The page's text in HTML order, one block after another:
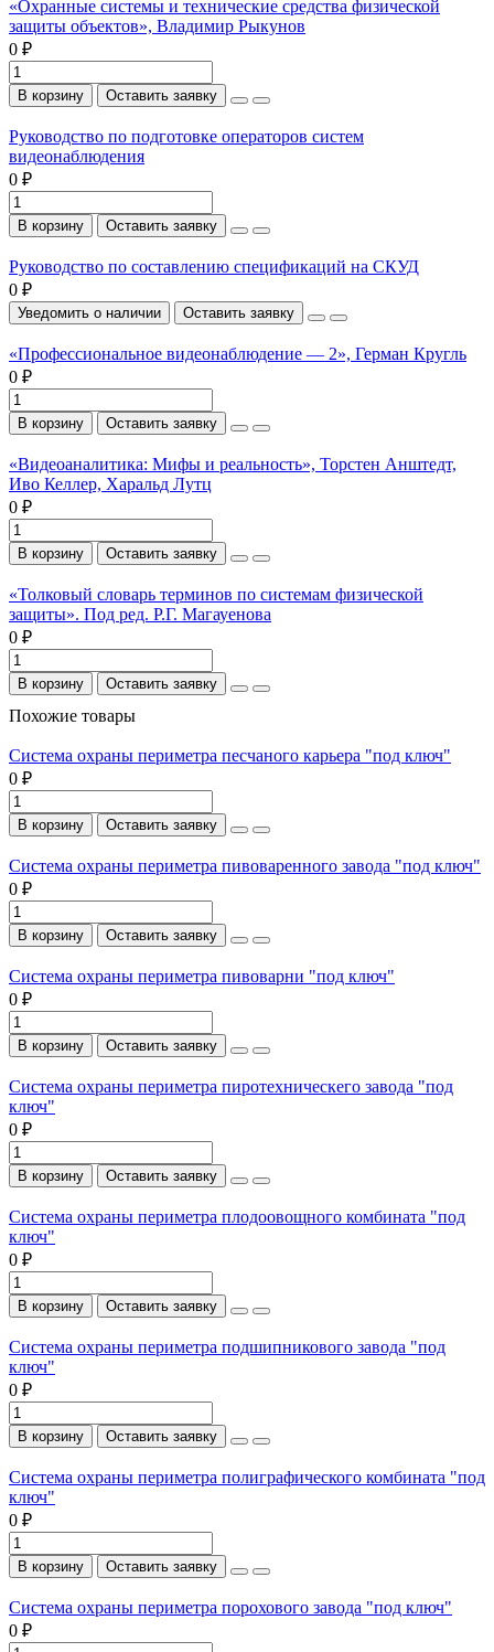
«Охранные системы и технические средства физической
защиты объектов», Владимир Рыкунов
0 ₽
В корзину Оставить заявку
Руководство по подготовке операторов систем
видеонаблюдения
0 ₽
В корзину Оставить заявку
Руководство по составлению спецификаций на СКУД
0 ₽
Уведомить о наличии Оставить заявку
«Профессиональное видеонаблюдение — 2», Герман Кругль
0 ₽
В корзину Оставить заявку
«Видеоаналитика: Мифы и реальность», Торстен Анштедт,
Иво Келлер, Харальд Лутц
0 ₽
В корзину Оставить заявку
«Толковый словарь терминов по системам физической
защиты». Под ред. Р.Г. Магауенова
0 ₽
В корзину Оставить заявку
Похожие товары
Система охраны периметра песчаного карьера "под ключ"
0 ₽
В корзину Оставить заявку
Система охраны периметра пивоваренного завода "под ключ"
0 ₽
В корзину Оставить заявку
Система охраны периметра пивоварни "под ключ"
0 ₽
В корзину Оставить заявку
Система охраны периметра пиротехническего завода "под
ключ"
0 ₽
В корзину Оставить заявку
Система охраны периметра плодоовощного комбината "под
ключ"
0 ₽
В корзину Оставить заявку
Система охраны периметра подшипникового завода "под
ключ"
0 ₽
В корзину Оставить заявку
Система охраны периметра полиграфического комбината "под
ключ"
0 ₽
В корзину Оставить заявку
Система охраны периметра порохового завода "под ключ"
0 ₽